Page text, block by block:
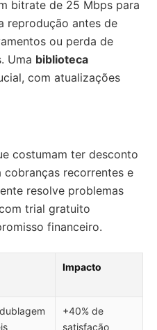
bitrate de 25 Mbps para
reprodução antes de
ou perda de
Uma biblioteca
com atualizações
costumam ter desconto
cobranças recorrentes e
resolve problemas
trial gratuito
financeiro.
Impacto
+40% de
satisfação